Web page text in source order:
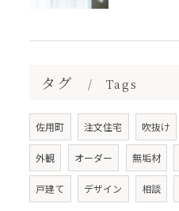
タグ Tags
佐用町 注文住宅 吹抜け
外観 オーダー 無垢材
戸建て デザイン 相談